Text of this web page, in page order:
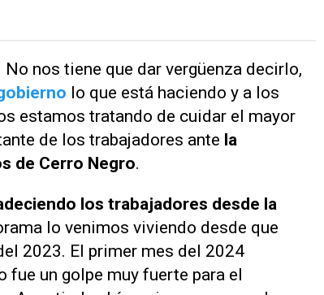
nos tiene que dar vergüenza decirlo,
lo que está haciendo y a los
estamos tratando de cuidar el mayor
de los trabajadores ante la
de Cerro Negro.
los trabajadores desde la
lo venimos viviendo desde que
2023. El primer mes del 2024
fue un golpe muy fuerte para el